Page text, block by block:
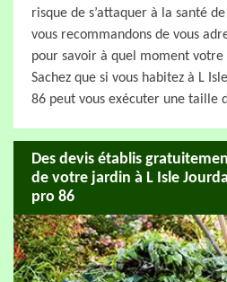
risque de s’attaquer à la santé
vous recommandons de vous
pour savoir à quel moment
Sachez que si vous habitez à L
86 peut vous exécuter une taille
Des devis établis
de votre jardin à L Isle
pro 86